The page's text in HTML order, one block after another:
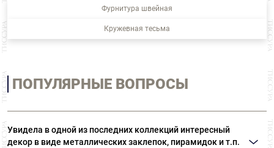
Фурнитура швейная
Кружевная тесьма
ПОПУЛЯРНЫЕ ВОПРОСЫ
Увидела в одной из последних коллекций интересный
декор в виде металлических заклепок, пирамидок и т.п.